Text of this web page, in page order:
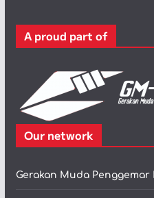
r
A proud part of
Our network
Gerakan Muda